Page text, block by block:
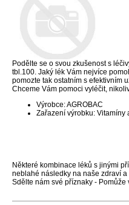
Podělte se o svou zkušenost s
tbl.100. Jaký lék Vám nejvíce
pomozte tak ostatním s efektivním
Chceme Vám pomoci vyléčit,
Výrobce: AGROBAC
Zařazení výrobku: Vitamíny
Některé kombinace léků s jinými
neblahé následky na naše zdraví
Sdělte nám své příznaky - Pomůže